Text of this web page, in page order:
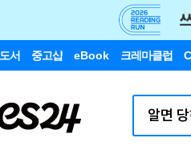
서 중고샵 eBook 크레마클럽